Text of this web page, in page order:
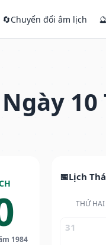
🔄Chuyển đổi âm lịch 🔮
10
1984
Lịch
THỨ HAI
31